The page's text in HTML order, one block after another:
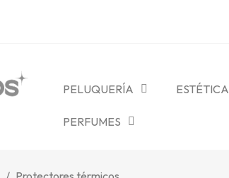
PELUQUERÍA ESTÉTICA
PERFUMES